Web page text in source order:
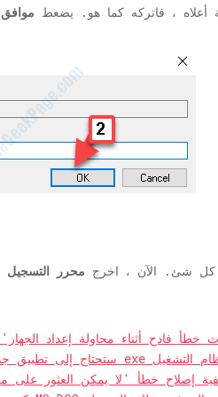
أعلاه ، فاتركه كما هو. يضعط موافق
كل شئ. الآن ، اخرج محرر التسجيل